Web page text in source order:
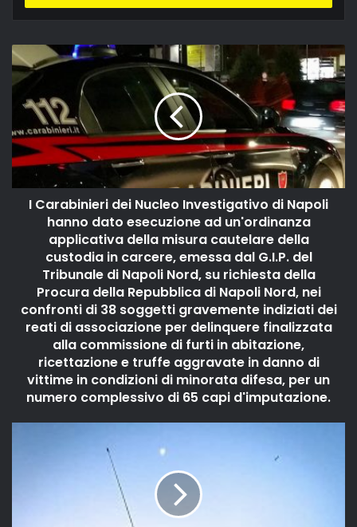
email
I Carabinieri dei Nucleo Investigativo di Napoli
hanno dato esecuzione ad un'ordinanza
applicativa della misura cautelare della
custodia in carcere, emessa dal G.I.P. del
Tribunale di Napoli Nord, su richiesta della
Procura della Repubblica di Napoli Nord, nei
confronti di 38 soggetti gravemente indiziati dei
reati di associazione per delinquere finalizzata
alla commissione di furti in abitazione,
ricettazione e truffe aggravate in danno di
vittime in condizioni di minorata difesa, per un
numero complessivo di 65 capi d'imputazione.